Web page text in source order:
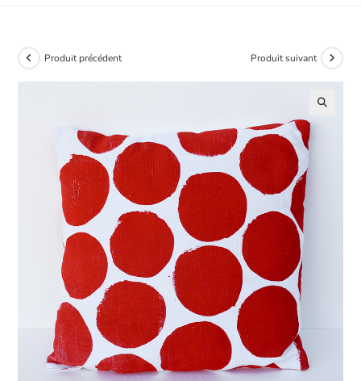
Produit précédent Produit suivant